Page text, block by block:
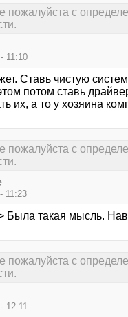
пожалуйста с
11:10
Ставь чистую
потом ставь
их, а то у хозяина
пожалуйста с
11:23
Была такая мысль.
пожалуйста с
12:11